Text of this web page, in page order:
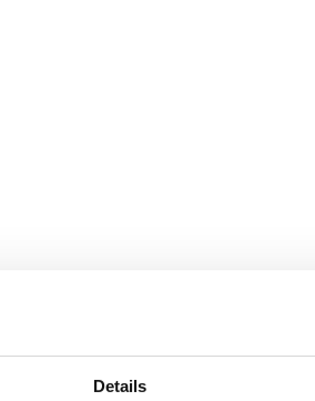
Details